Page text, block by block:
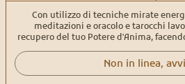
illuminare e sanare le dinamiche e
Con utilizzo di tecniche mirate
meditazioni e oracolo e tarocchi
recupero del tuo Potere d'Anima,
progressione d'anima, aiutandovi a
vostra Autentica
Non in linea,